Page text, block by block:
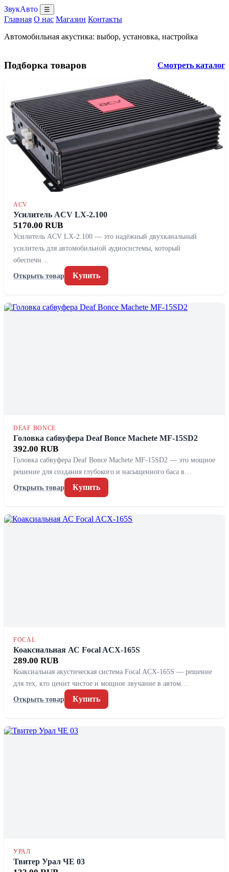
ЗвукАвто ☰
Главная О нас Магазин Контакты
Автомобильная акустика: выбор, установка, настройка
Подборка товаров Смотреть каталог
ACV
Усилитель ACV LX-2.100
5170.00 RUB
Усилитель ACV LX-2.100 — это надёжный двухканальный
усилитель для автомобильной аудиосистемы, который
обеспечи…
Открыть товар
Купить
DEAF BONCE
Головка сабвуфера Deaf Bonce Machete MF-15SD2
392.00 RUB
Головка сабвуфера Deaf Bonce Machete MF-15SD2 — это мощное
решение для создания глубокого и насыщенного баса в…
Открыть товар
Купить
FOCAL
Коаксиальная АС Focal ACX-165S
289.00 RUB
Коаксиальная акустическая система Focal ACX-165S — решение
для тех, кто ценит чистое и мощное звучание в автом…
Открыть товар
Купить
УРАЛ
Твитер Урал ЧЕ 03